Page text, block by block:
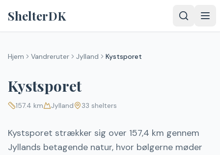
ShelterDK
Hjem Vandreruter Jylland Kystsporet
Kystsporet
157.4 km Jylland 33 shelters
Kystsporet strækker sig over 157,4 km gennem
Jyllands betagende natur, hvor bølgerne møder